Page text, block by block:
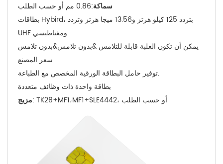
سماكة:0.86 مم أو حسب الطلب
بطاقات Hybird، بتردد 125 كيلو هرتز و13.56 ميجا هرتز وتردد
UHF ومغناطيسي
يمكن أن تكون العلبة قابلة للتلامس &بدون تلامس&بدون تلامس
سعر المصنع
توفير حامل البطاقة الورقية المخصص مع الطباعة.
بطاقة واحدة ذات وظائف متعددة
مزيج
: TK28+MF1،MF1+SLE4442، أو حسب الطلب